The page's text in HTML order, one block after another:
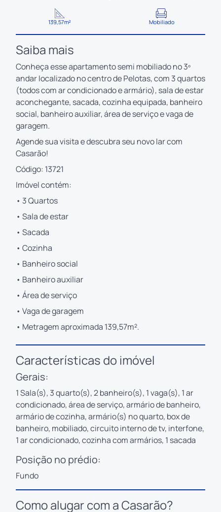
139,57m² Mobiliado
Saiba mais
Conheça esse apartamento semi mobiliado no 3º
andar localizado no centro de Pelotas, com 3 quartos
(todos com ar condicionado e armário), sala de estar
aconchegante, sacada, cozinha equipada, banheiro
social, banheiro auxiliar, área de serviço e vaga de
garagem.
Agende sua visita e descubra seu novo lar com
Casarão!
Código: 13721
Imóvel contém:
• 3 Quartos
• Sala de estar
• Sacada
• Cozinha
• Banheiro social
• Banheiro auxiliar
• Área de serviço
• Vaga de garagem
• Metragem aproximada 139,57m².
Características do imóvel
Gerais:
1 Sala(s), 3 quarto(s), 2 banheiro(s), 1 vaga(s), 1 ar
condicionado, área de serviço, armário de banheiro,
armário de cozinha, armário(s) no quarto, box de
banheiro, mobiliado, circuito interno de tv, interfone,
1 ar condicionado, cozinha com armários, 1 sacada
Posição no prédio:
Fundo
Como alugar com a Casarão?